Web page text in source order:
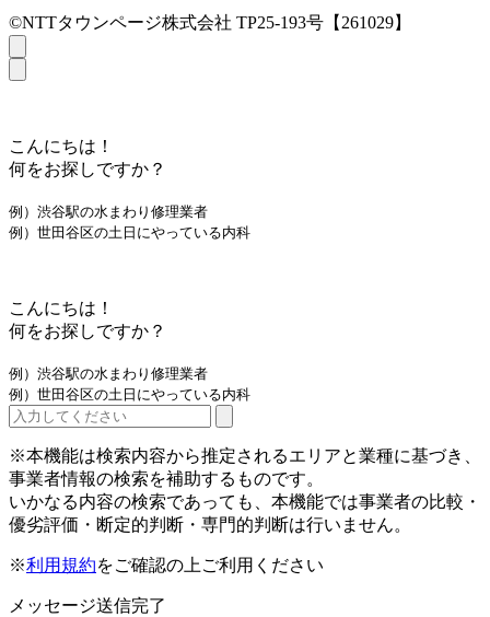
©NTTタウンページ株式会社 TP25-193号【261029】
こんにちは！
何をお探しですか？
例）渋谷駅の水まわり修理業者
例）世田谷区の土日にやっている内科
こんにちは！
何をお探しですか？
例）渋谷駅の水まわり修理業者
例）世田谷区の土日にやっている内科
※本機能は検索内容から推定されるエリアと業種に基づき、
事業者情報の検索を補助するものです。
いかなる内容の検索であっても、本機能では事業者の比較・
優劣評価・断定的判断・専門的判断は行いません。
※利用規約をご確認の上ご利用ください
メッセージ送信完了